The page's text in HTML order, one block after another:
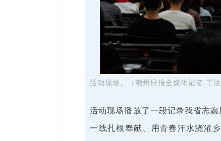
活动现场。（潮州日报全媒体记者 丁汝
活动现场播放了一段记录我省志
一线扎根奉献、用青春汗水浇灌